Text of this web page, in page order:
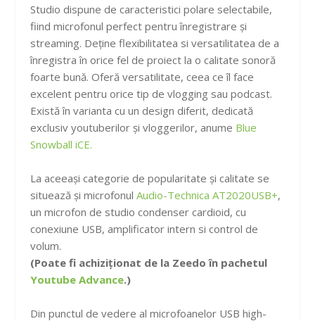
Studio dispune de caracteristici polare selectabile,
fiind microfonul perfect pentru înregistrare și
streaming. Deține flexibilitatea si versatilitatea de a
înregistra în orice fel de proiect la o calitate sonoră
foarte bună. Oferă versatilitate, ceea ce îl face
excelent pentru orice tip de vlogging sau podcast.
Există în varianta cu un design diferit, dedicată
exclusiv youtuberilor și vloggerilor, anume Blue
Snowball iCE.
La aceeași categorie de popularitate și calitate se
situează și microfonul Audio-Technica AT2020USB+,
un microfon de studio condenser cardioid, cu
conexiune USB, amplificator intern si control de
volum.
(Poate fi achiziționat de la Zeedo în pachetul
Youtube Advance.)
Din punctul de vedere al microfoanelor USB high-